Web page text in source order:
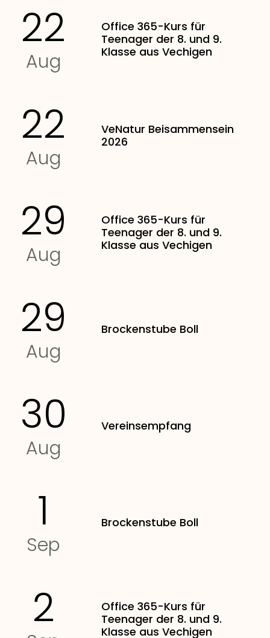
22
Aug
Office 365-Kurs für
Teenager der 8. und 9.
Klasse aus Vechigen
22
Aug
VeNatur Beisammensein
2026
29
Aug
Office 365-Kurs für
Teenager der 8. und 9.
Klasse aus Vechigen
29
Aug
Brockenstube Boll
30
Aug
Vereinsempfang
1
Sep
Brockenstube Boll
2
Office 365-Kurs für
Teenager der 8. und 9.
Klasse aus Vechigen